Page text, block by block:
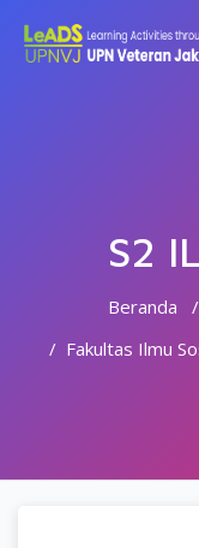
S2
Beranda
Fakultas Ilmu